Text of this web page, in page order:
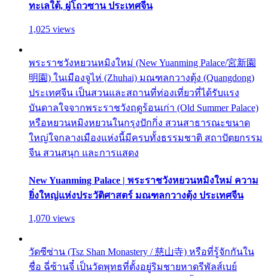
ทะเลใต้, ผู่โถวซาน ประเทศจีน
1,025 views
พระราชวังหยวนหมิงใหม่ (New Yuanming Palace/宮新園
明園) ในเมืองจูไห่ (Zhuhai) มณฑลกวางตุ้ง (Quangdong)
ประเทศจีน เป็นสวนและสถานที่ท่องเที่ยวที่ได้รับแรง
บันดาลใจจากพระราชวังฤดูร้อนเก่า (Old Summer Palace)
หรือหยวนหมิงหยวนในกรุงปักกิ่ง สวนสาธารณะขนาด
ใหญ่ใจกลางเมืองแห่งนี้มีครบทั้งธรรมชาติ สถาปัตยกรรม
จีน สวนสนุก และการแสดง
New Yuanming Palace | พระราชวังหยวนหมิงใหม่ ความ
ยิ่งใหญ่แห่งประวัติศาสตร์ มณฑลกวางตุ้ง ประเทศจีน
1,070 views
วัดซีซ่าน (Tsz Shan Monastery / 慈山寺) หรือที่รู้จักกันใน
ชื่อ ฉี่ซ้านจี๋ เป็นวัดพุทธที่ตั้งอยู่ริมชายหาดรีพัลส์เบย์